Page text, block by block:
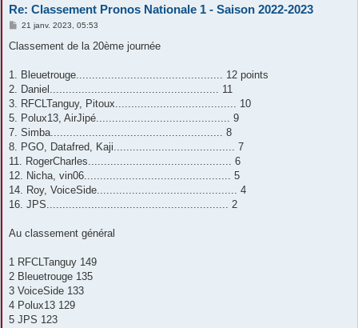
Re: Classement Pronos Nationale 1 - Saison 2022-2023
M
s
g
21 janv. 2023, 05:53
Classement de la 20ème journée
1. Bleuetrouge.............................................. 12 points
2. Daniel..................................................... 11
3. RFCLTanguy, Pitoux...................................... 10
5. Polux13, AirJipé.......................................... 9
7. Simba...................................................... 8
8. PGO, Datafred, Kaji...................................... 7
11. RogerCharles............................................. 6
12. Nicha, vin06.............................................. 5
14. Roy, VoiceSide............................................ 4
16. JPS......................................................... 2
Au classement général
1 RFCLTanguy 149
2 Bleuetrouge 135
3 VoiceSide 133
4 Polux13 129
5 JPS 123